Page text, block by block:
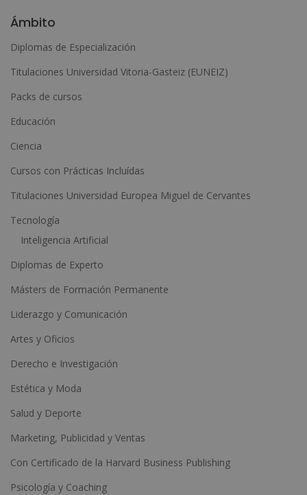
e
r
n
i
v
e
Ámbito
Diplomas de Especialización
Titulaciones Universidad Vitoria-Gasteiz (EUNEIZ)
Packs de cursos
Educación
Ciencia
Cursos con Prácticas Incluídas
Titulaciones Universidad Europea Miguel de Cervantes
Tecnología
Inteligencia Artificial
Diplomas de Experto
Másters de Formación Permanente
Liderazgo y Comunicación
Artes y Oficios
Derecho e Investigación
Estética y Moda
Salud y Deporte
Marketing, Publicidad y Ventas
Con Certificado de la Harvard Business Publishing
Psicología y Coaching